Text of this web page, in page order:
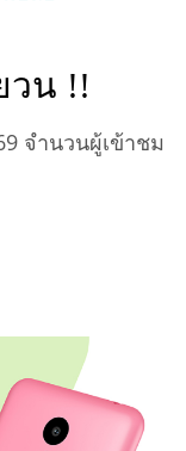
วน !!
จำนวนผู้เข้าชม